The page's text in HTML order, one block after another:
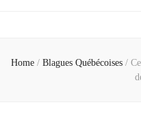
Home / Blagues Québécoises /